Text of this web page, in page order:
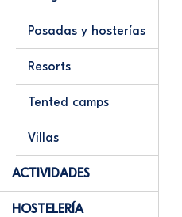
Posadas y hosterías
Resorts
Tented camps
Villas
ACTIVIDADES
HOSTELERÍA